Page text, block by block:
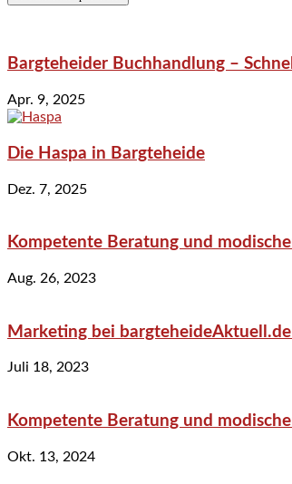
Bargteheider Buchhandlung –
Apr. 9, 2025
Die Haspa in Bargteheide
Dez. 7, 2025
Kompetente Beratung und
Aug. 26, 2023
Marketing bei
Juli 18, 2023
Kompetente Beratung und
Okt. 13, 2024